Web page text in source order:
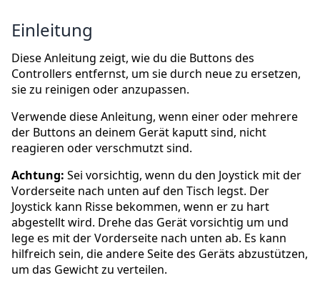
Einleitung
Diese Anleitung zeigt, wie du die Buttons des
Controllers entfernst, um sie durch neue zu ersetzen,
sie zu reinigen oder anzupassen.
Verwende diese Anleitung, wenn einer oder mehrere
der Buttons an deinem Gerät kaputt sind, nicht
reagieren oder verschmutzt sind.
Achtung: Sei vorsichtig, wenn du den Joystick mit der
Vorderseite nach unten auf den Tisch legst. Der
Joystick kann Risse bekommen, wenn er zu hart
abgestellt wird. Drehe das Gerät vorsichtig um und
lege es mit der Vorderseite nach unten ab. Es kann
hilfreich sein, die andere Seite des Geräts abzustützen,
um das Gewicht zu verteilen.